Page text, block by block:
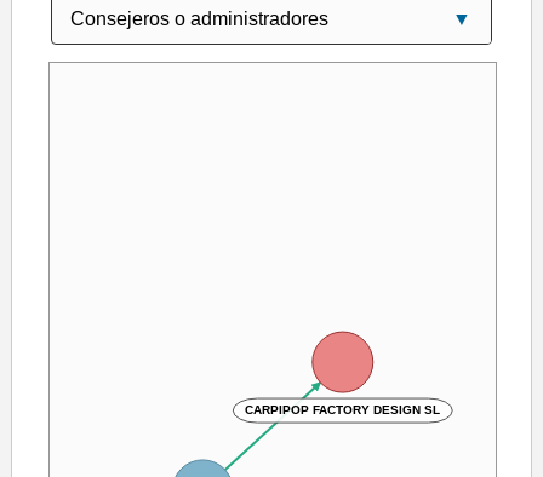
CARPIPOP FACTORY DESIGN SL